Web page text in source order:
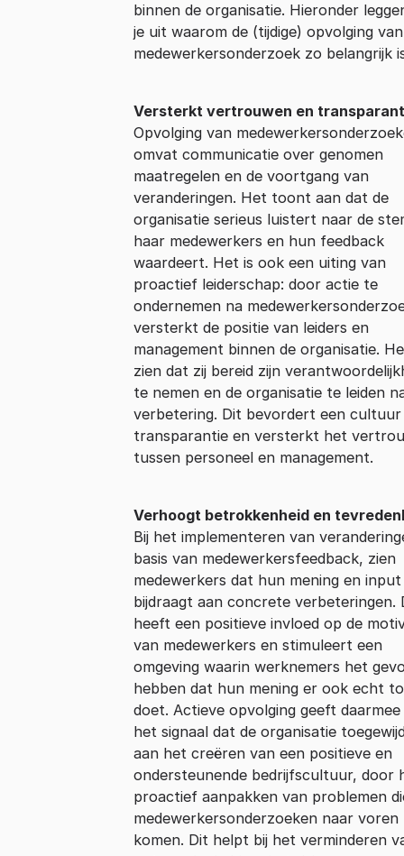
binnen de organisatie. Hieronder
je uit waarom de (tijdige) opvolging
medewerkersonderzoek zo belangrijk
Versterkt vertrouwen en
Opvolging van
omvat communicatie over genomen
maatregelen en de voortgang van
veranderingen. Het toont aan dat de
organisatie serieus luistert naar de
haar medewerkers en hun feedback
waardeert. Het is ook een uiting van
proactief leiderschap: door actie te
ondernemen na
versterkt de positie van leiders en
management binnen de organisatie.
zien dat zij bereid zijn
te nemen en de organisatie te leiden
verbetering. Dit bevordert een cultuur
transparantie en versterkt het
tussen personeel en management.
Verhoogt betrokkenheid en
Bij het implementeren van
basis van medewerkersfeedback, zien
medewerkers dat hun mening en input
bijdraagt aan concrete verbeteringen.
heeft een positieve invloed op de
van medewerkers en stimuleert een
omgeving waarin werknemers het
hebben dat hun mening er ook echt
doet. Actieve opvolging geeft
het signaal dat de organisatie
aan het creëren van een positieve en
ondersteunende bedrijfscultuur, door
proactief aanpakken van problemen
medewerkersonderzoeken naar voren
komen. Dit helpt bij het verminderen